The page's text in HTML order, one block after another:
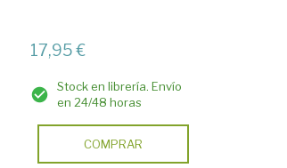
17,95 €
Stock en librería. Envío
en 24/48 horas
COMPRAR